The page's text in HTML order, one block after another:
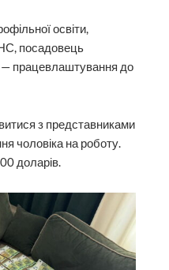
освіти,
посадовець
— працевлаштування до
з представниками
чоловіка на роботу.
доларів.